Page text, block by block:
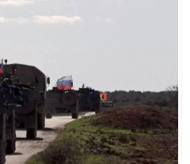
“Terörsüz Türkiye 86